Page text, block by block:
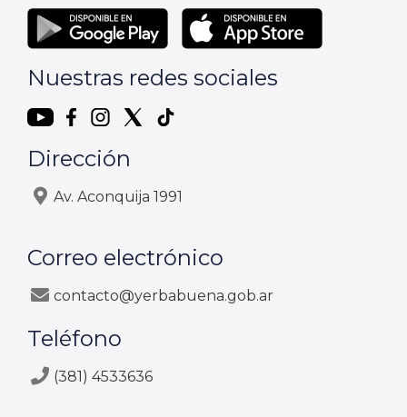
Nuestras redes sociales
Dirección
Av. Aconquija 1991
Correo electrónico
contacto@yerbabuena.gob.ar
Teléfono
(381) 4533636